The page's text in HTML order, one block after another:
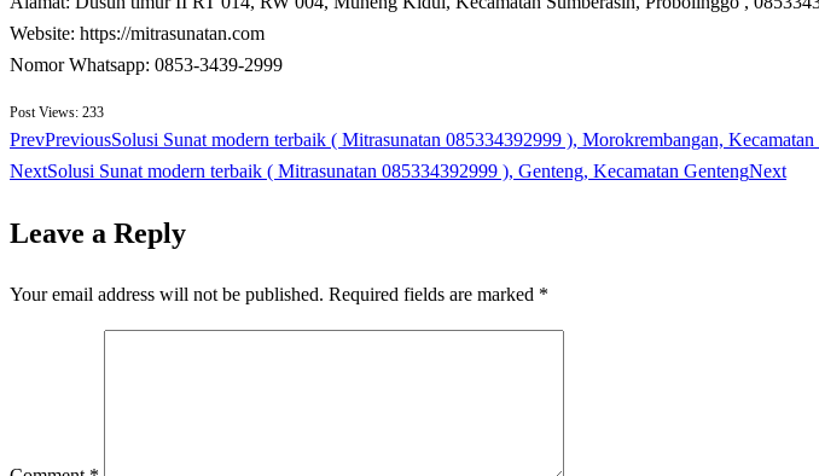
Website: https://mitrasunatan.com
Nomor Whatsapp: 0853-3439-2999
Post Views: 233
PrevPreviousSolusi Sunat modern terbaik ( Mitrasunatan 085334392999 ), Morokrembangan,
NextSolusi Sunat modern terbaik ( Mitrasunatan 085334392999 ), Genteng, Kecamatan GentengNext
Leave a Reply
Your email address will not be published. Required fields are marked *